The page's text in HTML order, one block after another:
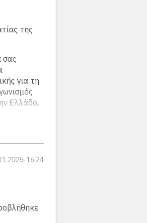
της
σας
για τη
Ελλάδα.
ως
της
16:24